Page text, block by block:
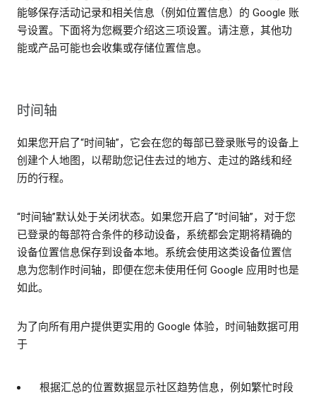
能够保存活动记录和相关信息（例如位置信息）的 Google 账
号设置。下面将为您概要介绍这三项设置。请注意，其他功
能或产品可能也会收集或存储位置信息。
时间轴
如果您开启了“时间轴”，它会在您的每部已登录账号的设备上
创建个人地图，以帮助您记住去过的地方、走过的路线和经
历的行程。
“时间轴”默认处于关闭状态。如果您开启了“时间轴”，对于您
已登录的每部符合条件的移动设备，系统都会定期将精确的
设备位置信息保存到设备本地。系统会使用这类设备位置信
息为您制作时间轴，即便在您未使用任何 Google 应用时也是
如此。
为了向所有用户提供更实用的 Google 体验，时间轴数据可用
于
根据汇总的位置数据显示社区趋势信息，例如繁忙时段